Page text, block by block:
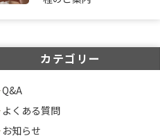
カテゴリー
Q&A
よくある質問
お知らせ